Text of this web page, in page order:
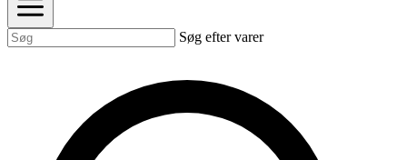
Søg efter varer